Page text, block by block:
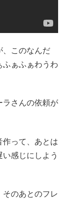
、このなんだ
ふぁふぁわうわ
ラさんの依頼が
作って、あとは
感じにしよう
のあとのフレ